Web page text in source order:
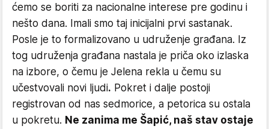
ćemo se boriti za nacionalne interese pre godinu i
nešto dana. Imali smo taj inicijalni prvi sastanak.
Posle je to formalizovano u udruženje građana. Iz
tog udruženja građana nastala je priča oko izlaska
na izbore, o čemu je Jelena rekla u čemu su
učestvovali novi ljudi. Pokret i dalje postoji
registrovan od nas sedmorice, a petorica su ostala
u pokretu. Ne zanima me Šapić, naš stav ostaje